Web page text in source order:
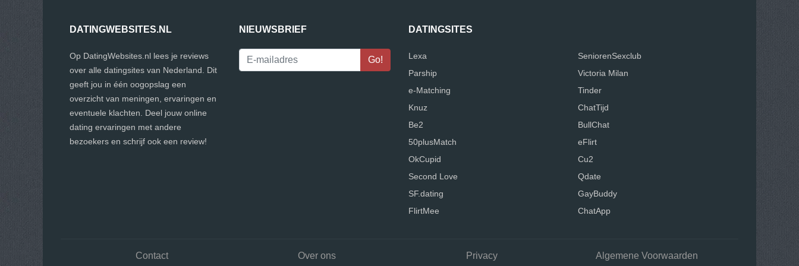
DATINGWEBSITES.NL
Op DatingWebsites.nl lees je reviews
over alle datingsites van Nederland. Dit
geeft jou in één oogopslag een
overzicht van meningen, ervaringen en
eventuele klachten. Deel jouw online
dating ervaringen met andere
bezoekers en schrijf ook een review!
NIEUWSBRIEF DATINGSITES
Lexa
Parship
e-Matching
Knuz
Be2
50plusMatch
OkCupid
Second Love
SF.dating
FlirtMee
SeniorenSexclub
Victoria Milan
Tinder
ChatTijd
BullChat
eFlirt
Cu2
Qdate
GayBuddy
ChatApp
Contact Over ons Privacy Algemene Voorwaarden